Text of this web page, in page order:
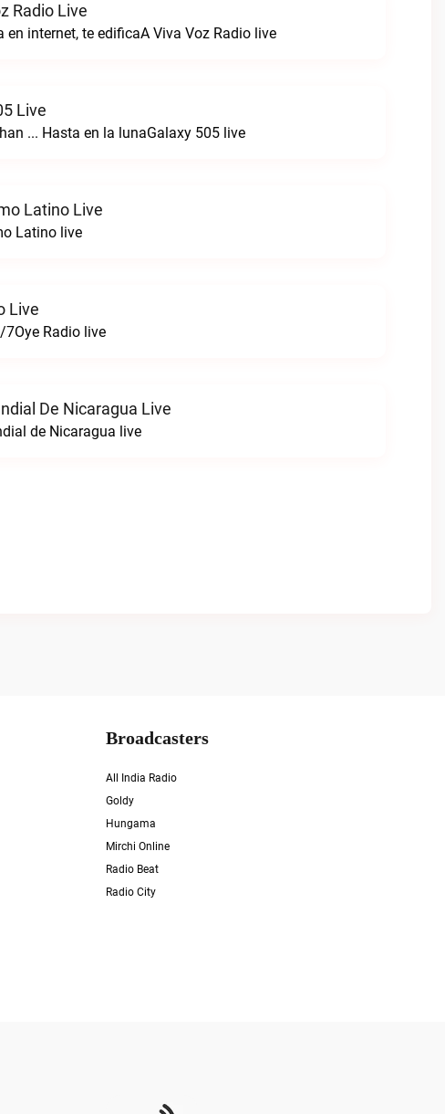
Radio Live
en internet, te edificaA Viva Voz Radio live
Live
... Hasta en la lunaGalaxy 505 live
Latino Live
Latino live
Live
Radio live
De Nicaragua Live
de Nicaragua live
Broadcasters
All India Radio
Goldy
Hungama
Mirchi Online
Radio Beat
Radio City